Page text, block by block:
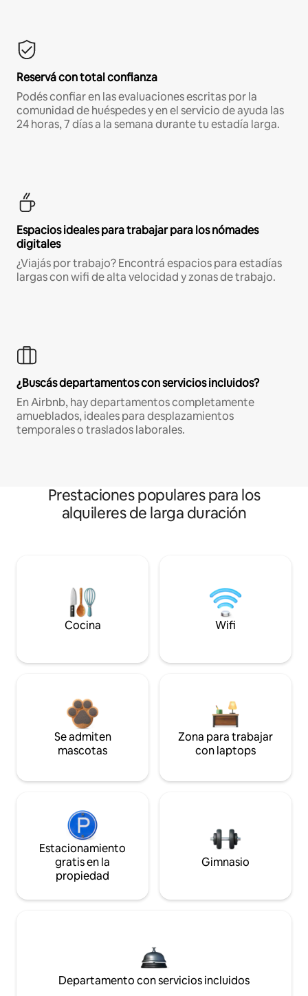
Reservá con total confianza
Podés confiar en las evaluaciones escritas por la
comunidad de huéspedes y en el servicio de ayuda las
24 horas, 7 días a la semana durante tu estadía larga.
Espacios ideales para trabajar para los nómades
digitales
¿Viajás por trabajo? Encontrá espacios para estadías
largas con wifi de alta velocidad y zonas de trabajo.
¿Buscás departamentos con servicios incluidos?
En Airbnb, hay departamentos completamente
amueblados, ideales para desplazamientos
temporales o traslados laborales.
Prestaciones populares para los
alquileres de larga duración
Cocina Wifi
Se admiten
mascotas
Zona para trabajar
con laptops
Estacionamiento
gratis en la
propiedad
Gimnasio
Departamento con servicios incluidos